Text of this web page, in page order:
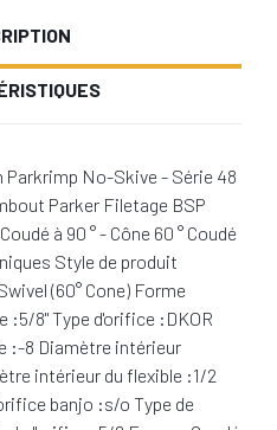
No-Skive - Série 48
Parker Filetage BSP
à 90 ° - Cône 60 ° Coudé
Style de produit
(60° Cone) Forme
:5/8" Type d'orifice :DKOR
:-8 Diamètre intérieur
intérieur du flexible :1/2
banjo :s/o Type de